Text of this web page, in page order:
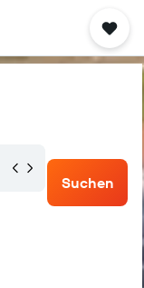
Suchen